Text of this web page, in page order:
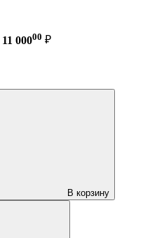
11 00000 ₽
В корзину